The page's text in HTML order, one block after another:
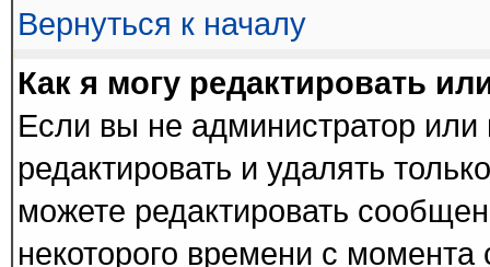
Вернуться к началу
Как я могу редактировать
Если вы не администратор
редактировать и удалять
можете редактировать
некоторого времени с